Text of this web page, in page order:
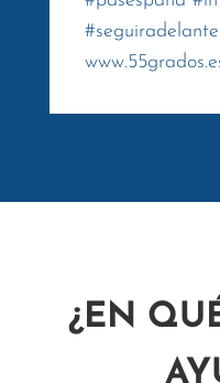
#seguiradelante
¿EN